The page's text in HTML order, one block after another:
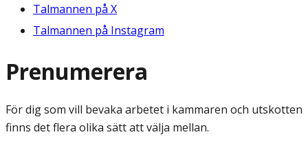
Talmannen på X
Talmannen på Instagram
Prenumerera
För dig som vill bevaka arbetet i kammaren och utskotten
finns det flera olika sätt att välja mellan.